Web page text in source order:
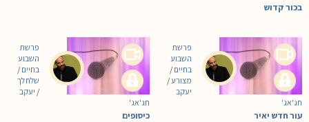
בכור קדוש
פרשת
השבוע
בחיים /
שלח לך
/ יעקב
חג'אג'
כיסופים
פרשת
השבוע
בחיים /
מצורע/
יעקב
חג'אג'
עור חדש יאיר